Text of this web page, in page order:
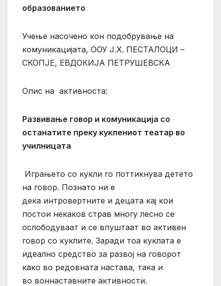
образованието
Учење насочено кон подобрување на
комуникацијата, ООУ Ј.Х. ПЕСТАЛОЦИ –
СКОПЈЕ, ЕВДОКИЈА ПЕТРУШЕВСКА
Опис на активноста:
Развивање говор и комуникација со
останатите преку куклениот театар во
училницата
Играњето со кукли го поттикнува детето
на говор. Познато ни е
дека интровертните и децата кај кои
постои некаков страв многу лесно се
ослободуваат и се впуштаат во активен
говор со куклите. Заради тоа куклата е
идеално средство за развој на говорот
како во редовната настава, така и
во воннаставните активности.